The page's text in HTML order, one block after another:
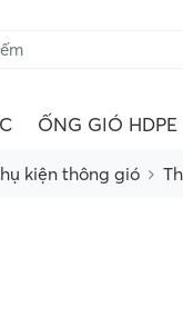
ỐNG GIÓ HDPE
kiện thông gió